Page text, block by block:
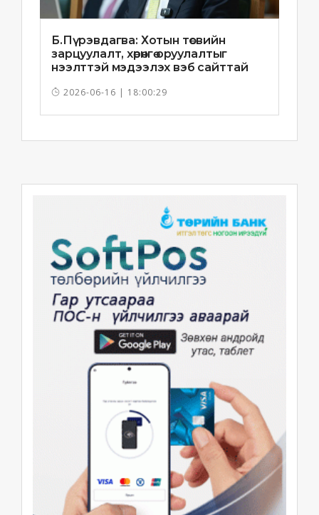
Б.Пүрэвдагва: Хотын төсвийн
зарцуулалт, хөрөнгө оруулалтыг
нээлттэй мэдээлэх вэб сайттай
2026-06-16 | 18:00:29